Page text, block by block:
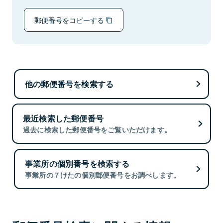
郵便番号をコピーする
他の郵便番号を検索する
最近検索した郵便番号
過去に検索した郵便番号をご覧いただけます。
事業所の個別番号を検索する
事業所の７けたの個別郵便番号をお調べします。